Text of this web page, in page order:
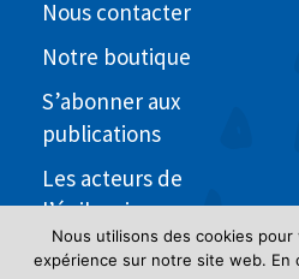
Nous contacter
Notre boutique
S’abonner aux
publications
Les acteurs de
l’épilepsie
Nous utilisons des cookies pour
expérience sur notre site web. En